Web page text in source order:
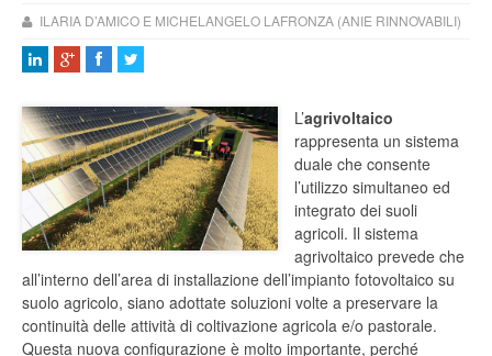
ILARIA D’AMICO E MICHELANGELO LAFRONZA (ANIE RINNOVABILI)
L’agrivoltaico
rappresenta un sistema
duale che consente
l’utilizzo simultaneo ed
integrato dei suoli
agricoli. Il sistema
agrivoltaico prevede che
all’interno dell’area di installazione dell’impianto fotovoltaico su
suolo agricolo, siano adottate soluzioni volte a preservare la
continuità delle attività di coltivazione agricola e/o pastorale.
Questa nuova configurazione è molto importante, perché